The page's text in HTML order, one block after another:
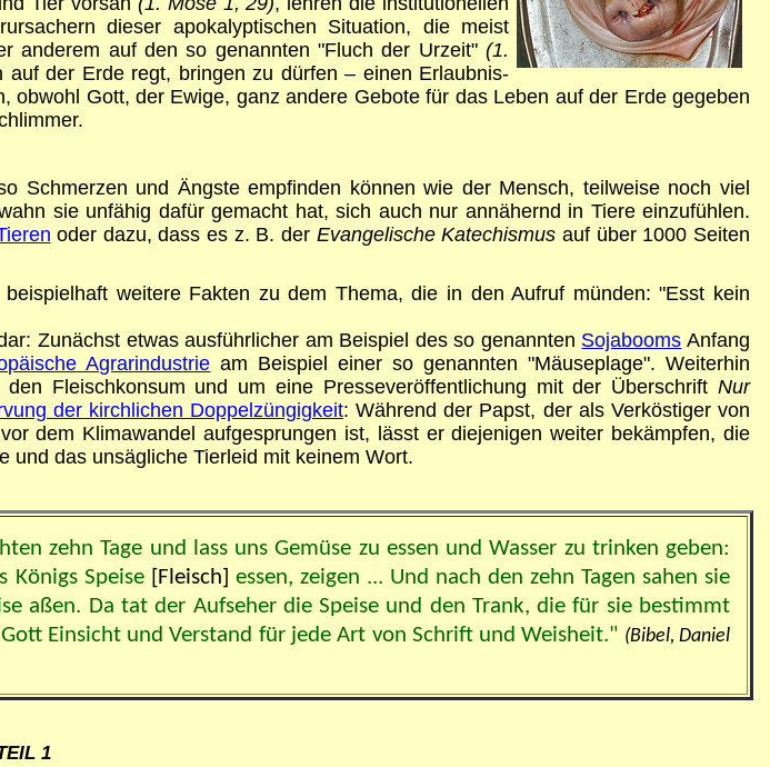
dieser apokalyptischen Situation, die meist
anderem auf den so genannten "Fluch der Urzeit" (1.
der Erde regt, bringen zu dürfen – einen Erlaubnis-
Gott, der Ewige, ganz andere Gebote für das Leben auf der Erde gegeben
Schmerzen und Ängste empfinden können wie der Mensch, teilweise noch viel
sie unfähig dafür gemacht hat, sich auch nur annähernd in Tiere einzufühlen.
oder dazu, dass es z. B. der Evangelische Katechismus auf über 1000 Seiten
beispielhaft weitere Fakten zu dem Thema, die in den Aufruf münden: "Esst kein
Zunächst etwas ausführlicher am Beispiel des so genannten Sojabooms Anfang
Agrarindustrie am Beispiel einer so genannten "Mäuseplage". Weiterhin
Fleischkonsum und um eine Presseveröffentlichung mit der ÜberschriftNur
der kirchlichen Doppelzüngigkeit: Während der Papst, der als Verköstiger von
dem Klimawandel aufgesprungen ist, lässt er diejenigen weiter bekämpfen, die
und das unsägliche Tierleid mit keinem Wort.
zehn Tage und lass uns Gemüse zu essen und Wasser zu trinken geben:
Königs Speise [Fleisch] essen, zeigen ... Und nach den zehn Tagen sahen sie
aßen. Da tat der Aufseher die Speise und den Trank, die für sie bestimmt
Einsicht und Verstand für jede Art von Schrift und Weisheit." (Bibel, Daniel
1